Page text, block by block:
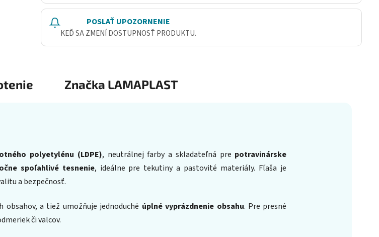
POSLAŤ UPOZORNENIE
KEĎ SA ZMENÍ DOSTUPNOSŤ PRODUKTU.
Značka LAMAPLAST
polyetylénu (LDPE), neutrálnej farby a skladateľná pre potravinárske
spoľahlivé tesnenie, ideálne pre tekutiny a pastovité materiály. Fľaša je
a bezpečnosť.
a tiež umožňuje jednoduché úplné vyprázdnenie obsahu. Pre presné
či valcov.